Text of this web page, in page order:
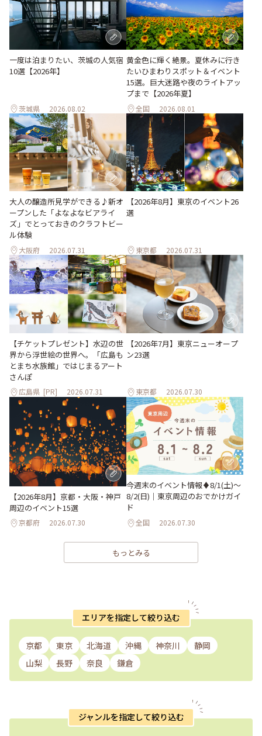
一度は泊まりたい、茨城の人気宿
10選【2026年】
茨城県 2026.08.02
黄金色に輝く絶景。夏休みに行き
たいひまわりスポット＆イベント
15選。巨大迷路や夜のライトアッ
プまで【2026年夏】
全国 2026.08.01
大人の醸造所見学ができる♪新オ
ープンした「よなよなビアライ
ズ」でとっておきのクラフトビー
ル体験
大阪府 2026.07.31
【2026年8月】東京のイベント26
選
東京都 2026.07.31
【チケットプレゼント】水辺の世
界から浮世絵の世界へ。「広島も
とまち水族館」ではじまるアート
さんぽ
広島県 [PR] 2026.07.31
【2026年7月】東京ニューオープ
ン23選
東京都 2026.07.30
【2026年8月】京都・大阪・神戸
周辺のイベント15選
京都府 2026.07.30
今週末のイベント情報♦︎8/1(土)〜
8/2(日)｜東京周辺のおでかけガイ
ド
全国 2026.07.30
もっとみる
エリアを指定して絞り込む
京都 東京 北海道 沖縄 神奈川
静岡
山梨
長野 奈良 鎌倉
ジャンルを指定して絞り込む